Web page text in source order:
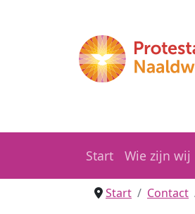
Start Wie zijn wij
Start Contact